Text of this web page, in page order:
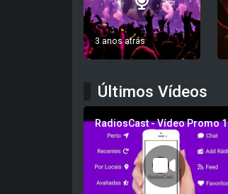
3 anos atrás
Últimos Vídeos
RadiosCast - Vídeo Promo 1